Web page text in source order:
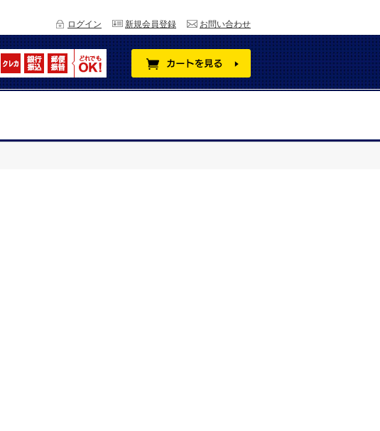
お問い合わせ
新規会員登録
ログイン